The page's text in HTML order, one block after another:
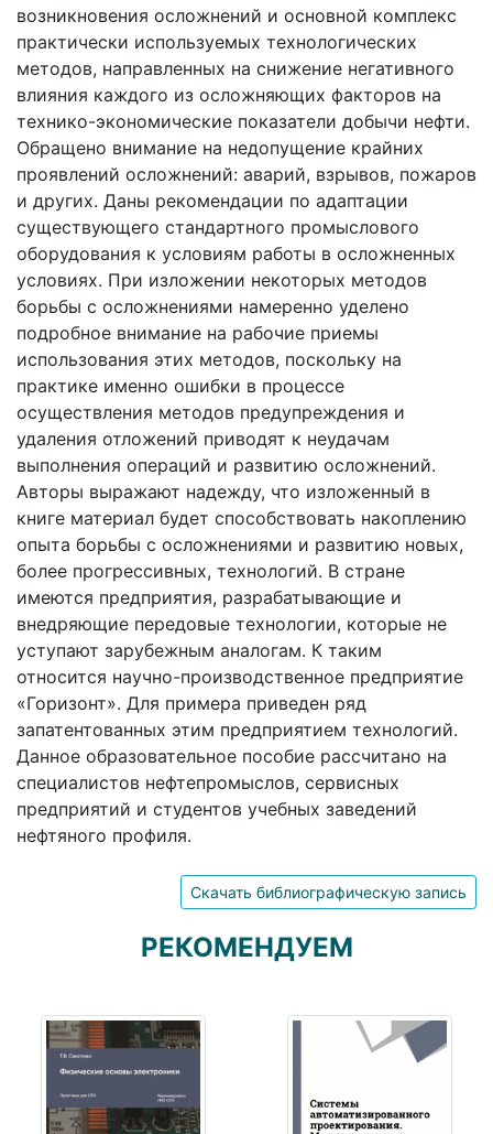
возникновения осложнений и основной комплекс
практически используемых технологических
методов, направленных на снижение негативного
влияния каждого из осложняющих факторов на
технико-экономические показатели добычи нефти.
Обращено внимание на недопущение крайних
проявлений осложнений: аварий, взрывов, пожаров
и других. Даны рекомендации по адаптации
существующего стандартного промыслового
оборудования к условиям работы в осложненных
условиях. При изложении некоторых методов
борьбы с осложнениями намеренно уделено
подробное внимание на рабочие приемы
использования этих методов, поскольку на
практике именно ошибки в процессе
осуществления методов предупреждения и
удаления отложений приводят к неудачам
выполнения операций и развитию осложнений.
Авторы выражают надежду, что изложенный в
книге материал будет способствовать накоплению
опыта борьбы с осложнениями и развитию новых,
более прогрессивных, технологий. В стране
имеются предприятия, разрабатывающие и
внедряющие передовые технологии, которые не
уступают зарубежным аналогам. К таким
относится научно-производственное предприятие
«Горизонт». Для примера приведен ряд
запатентованных этим предприятием технологий.
Данное образовательное пособие рассчитано на
специалистов нефтепромыслов, сервисных
предприятий и студентов учебных заведений
нефтяного профиля.
Скачать библиографическую запись
РЕКОМЕНДУЕМ